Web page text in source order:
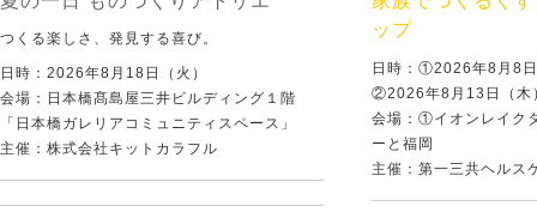
つくる楽しさ、発見する喜び。
日時：2026年8月18日（火）
会場：日本橋髙島屋三井ビルディング１階
「日本橋ガレリアコミュニティスペース」
主催：株式会社キットカラフル
ップ
日時：①2026年8月8
②2026年8月13日（木
会場：①イオンレイ
ーと福岡
主催：第一三共ヘルス